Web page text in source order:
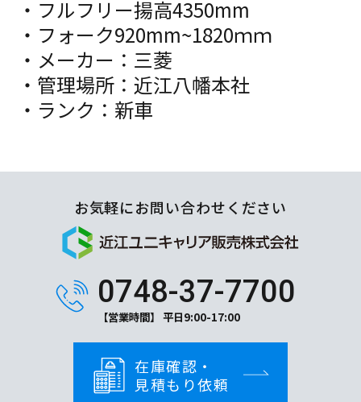
・フルフリー揚高4350mm
・フォーク920mm~1820ｍｍ
・メーカー：三菱
・管理場所：近江八幡本社
・ランク：新車
お気軽にお問い合わせください
0748-37-7700
【営業時間】 平日9:00-17:00
在庫確認・
見積もり依頼